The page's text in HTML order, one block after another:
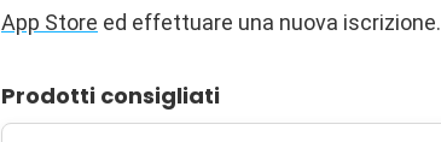
App Store ed effettuare una nuova iscrizione.
Prodotti consigliati